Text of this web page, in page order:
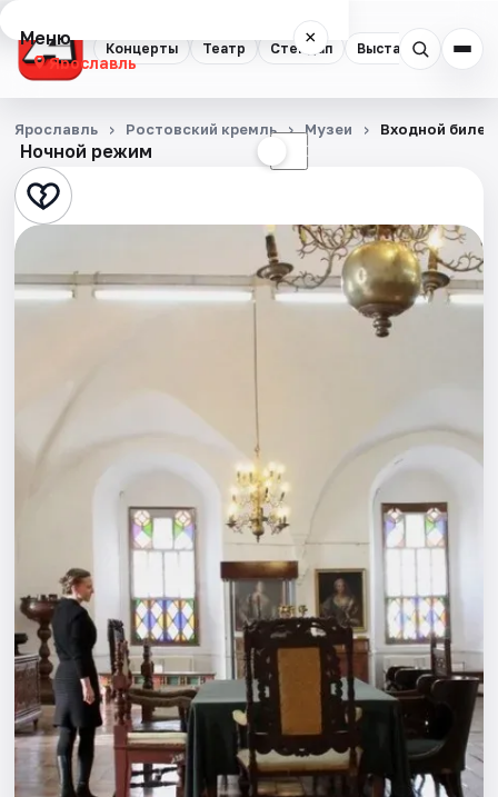
Концерты Театр Стендап Выставки
Меню ×
Ярославль
Концерты
Театр
Стендап
Выставки
События
Артисты
Рейтинги
Ночной режим ☾
Ярославль Ростовский кремль Музеи Входной